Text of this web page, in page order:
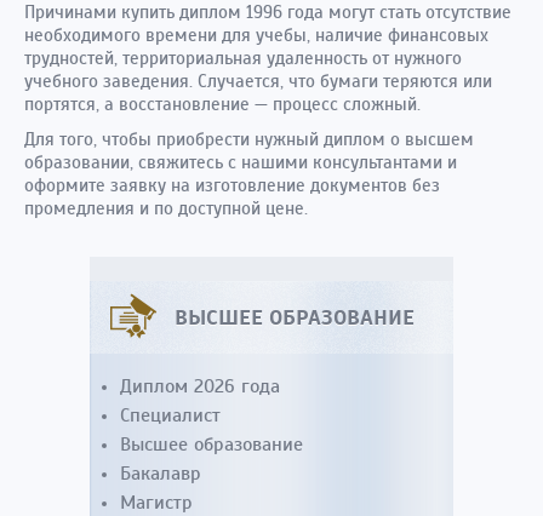
Причинами купить диплом 1996 года могут стать отсутствие
необходимого времени для учебы, наличие финансовых
трудностей, территориальная удаленность от нужного
учебного заведения. Случается, что бумаги теряются или
портятся, а восстановление — процесс сложный.
Для того, чтобы приобрести нужный диплом о высшем
образовании, свяжитесь с нашими консультантами и
оформите заявку на изготовление документов без
промедления и по доступной цене.
ВЫСШЕЕ ОБРАЗОВАНИЕ
Диплом 2026 года
Специалист
Высшее образование
Бакалавр
Магистр